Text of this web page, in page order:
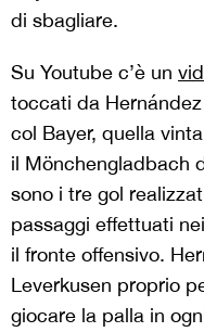
di sbagliare.
Su Youtube c’è un
toccati da
col Bayer, quella
il Mönchengladbach
sono i tre gol
passaggi effettuati
il fronte offensivo.
Leverkusen proprio
giocare la palla in